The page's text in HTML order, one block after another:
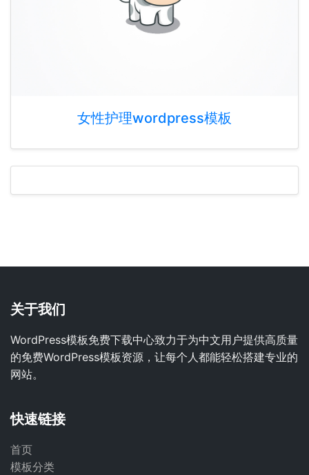
女性护理wordpress模板
关于我们
WordPress模板免费下载中心致力于为中文用户提供高质量
的免费WordPress模板资源，让每个人都能轻松搭建专业的
网站。
快速链接
首页
模板分类